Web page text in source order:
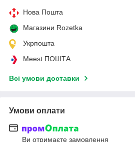
Нова Пошта
Магазини Rozetka
Укрпошта
Meest ПОШТА
Всі умови доставки
Умови оплати
Ви отримаєте замовлення